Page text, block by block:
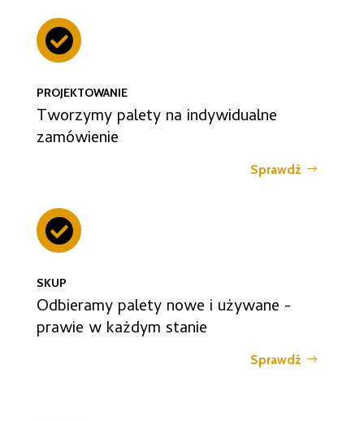

PROJEKTOWANIE
Tworzymy palety na indywidualne
zamówienie
Sprawdź

SKUP
Odbieramy palety nowe i używane -
prawie w każdym stanie
Sprawdź